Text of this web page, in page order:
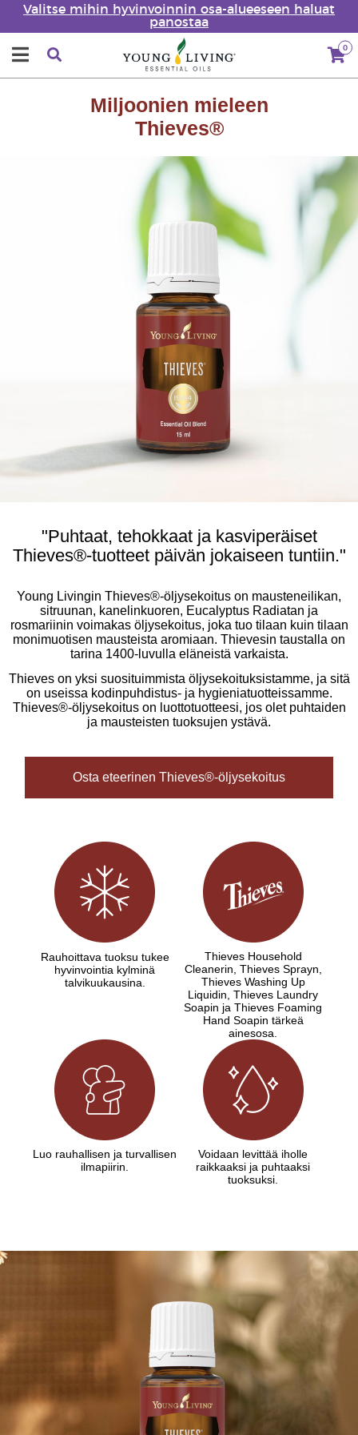
Valitse mihin hyvinvoinnin osa-alueeseen haluat
panostaa
0
Miljoonien mieleen
Thieves®
"Puhtaat, tehokkaat ja kasviperäiset
Thieves®-tuotteet päivän jokaiseen tuntiin."
Young Livingin Thieves®-öljysekoitus on mausteneilikan,
sitruunan, kanelinkuoren, Eucalyptus Radiatan ja
rosmariinin voimakas öljysekoitus, joka tuo tilaan kuin tilaan
monimuotisen mausteista aromiaan. Thievesin taustalla on
tarina 1400-luvulla eläneistä varkaista.
Thieves on yksi suosituimmista öljysekoituksistamme, ja sitä
on useissa kodinpuhdistus- ja hygieniatuotteissamme.
Thieves®-öljysekoitus on luottotuotteesi, jos olet puhtaiden
ja mausteisten tuoksujen ystävä.
Osta eteerinen Thieves®-öljysekoitus
Rauhoittava tuoksu tukee
hyvinvointia kylminä
talvikuukausina.
Thieves Household
Cleanerin, Thieves Sprayn,
Thieves Washing Up
Liquidin, Thieves Laundry
Soapin ja Thieves Foaming
Hand Soapin tärkeä
ainesosa.
Luo rauhallisen ja turvallisen
ilmapiirin.
Voidaan levittää iholle
raikkaaksi ja puhtaaksi
tuoksuksi.